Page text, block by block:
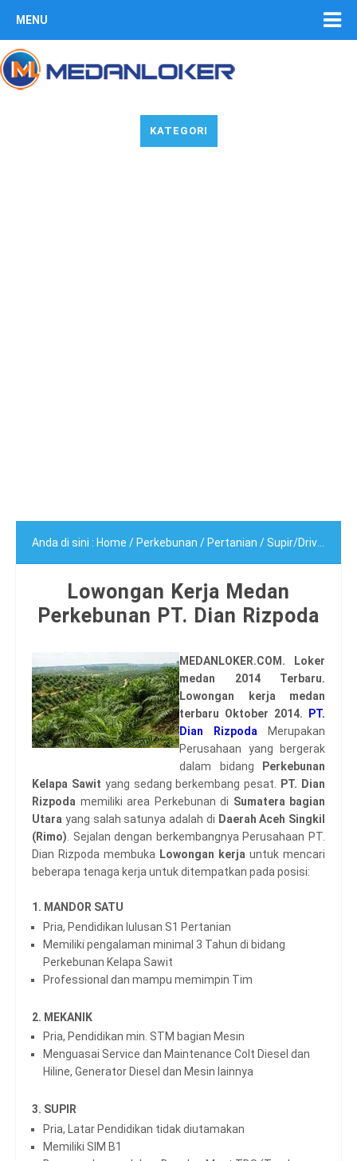
MENU
KATEGORI
Anda di sini : Home / Perkebunan / Pertanian /Supir/Driver
Lowongan Kerja Medan
Perkebunan PT. Dian Rizpoda
MEDANLOKER.COM. Loker
medan 2014 Terbaru.
Lowongan kerja medan
terbaru Oktober 2014.
PT.
Dian Rizpoda Merupakan
Perusahaan yang bergerak
dalam bidang
Perkebunan
Kelapa Sawit yang sedang berkembang pesat.
PT. Dian
Rizpoda memiliki area Perkebunan di Sumatera bagian
Utara yang salah satunya adalah di Daerah Aceh Singkil
(Rimo) . Sejalan dengan berkembangnya Perusahaan PT.
Dian Rizpoda membuka Lowongan kerja untuk mencari
beberapa tenaga kerja untuk ditempatkan pada posisi:
1. MANDOR SATU
Pria, Pendidikan lulusan S1 Pertanian
Memiliki pengalaman minimal 3 Tahun di bidang
Perkebunan Kelapa Sawit
Professional dan mampu memimpin Tim
2. MEKANIK
Pria, Pendidikan min. STM bagian Mesin
Menguasai Service dan Maintenance Colt Diesel dan
Hiline, Generator Diesel dan Mesin lainnya
3. SUPIR
Pria, Latar Pendidikan tidak diutamakan
Memiliki SIM B1